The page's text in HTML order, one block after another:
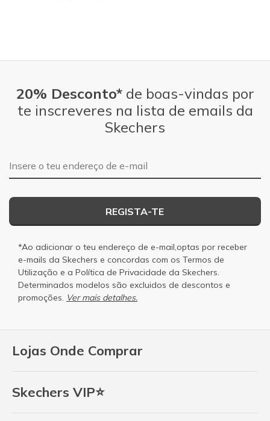
Lojas Onde Comprar
Skechers VIP⭐
20% Desconto*de boas-vindas por
te inscreveres na lista de emails da
Skechers
Endereço de e-mail
REGISTA-TE
*Ao adicionar o teu endereço de e-mail,optas por receber
e-mails da Skechers e concordas com os Termos de
Utilização e a Política de Privacidade da Skechers.
Determinados modelos são excluidos de descontos e
promoções. Ver mais detalhes.